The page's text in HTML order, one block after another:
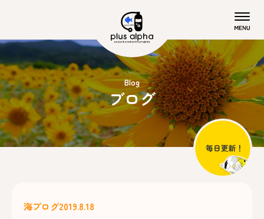
Blog
ブログ
海ブログ2019.8.18